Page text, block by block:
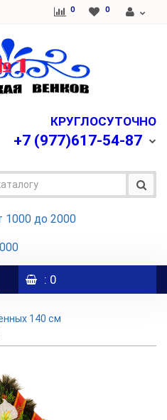
0 0
КРУГЛОСУТОЧНО
+7 (977)617-54-87
1000 до 2000
: 0
140 см